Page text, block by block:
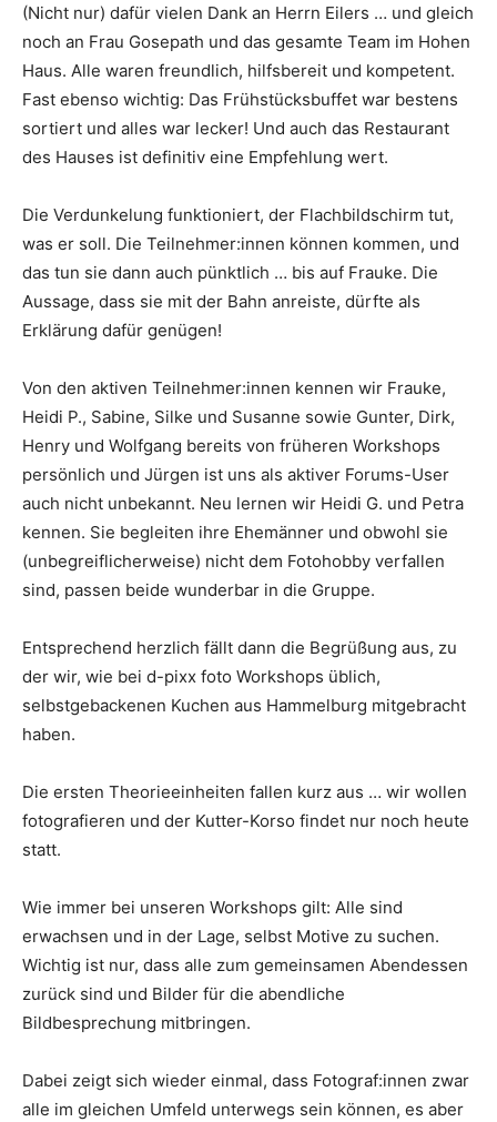
(Nicht nur) dafür vielen Dank an Herrn Eilers … und gleich
noch an Frau Gosepath und das gesamte Team im Hohen
Haus. Alle waren freundlich, hilfsbereit und kompetent.
Fast ebenso wichtig: Das Frühstücksbuffet war bestens
sortiert und alles war lecker! Und auch das Restaurant
des Hauses ist definitiv eine Empfehlung wert.
Die Verdunkelung funktioniert, der Flachbildschirm tut,
was er soll. Die Teilnehmer:innen können kommen, und
das tun sie dann auch pünktlich … bis auf Frauke. Die
Aussage, dass sie mit der Bahn anreiste, dürfte als
Erklärung dafür genügen!
Von den aktiven Teilnehmer:innen kennen wir Frauke,
Heidi P., Sabine, Silke und Susanne sowie Gunter, Dirk,
Henry und Wolfgang bereits von früheren Workshops
persönlich und Jürgen ist uns als aktiver Forums-User
auch nicht unbekannt. Neu lernen wir Heidi G. und Petra
kennen. Sie begleiten ihre Ehemänner und obwohl sie
(unbegreiflicherweise) nicht dem Fotohobby verfallen
sind, passen beide wunderbar in die Gruppe.
Entsprechend herzlich fällt dann die Begrüßung aus, zu
der wir, wie bei d-pixx foto Workshops üblich,
selbstgebackenen Kuchen aus Hammelburg mitgebracht
haben.
Die ersten Theorieeinheiten fallen kurz aus … wir wollen
fotografieren und der Kutter-Korso findet nur noch heute
statt.
Wie immer bei unseren Workshops gilt: Alle sind
erwachsen und in der Lage, selbst Motive zu suchen.
Wichtig ist nur, dass alle zum gemeinsamen Abendessen
zurück sind und Bilder für die abendliche
Bildbesprechung mitbringen.
Dabei zeigt sich wieder einmal, dass Fotograf:innen zwar
alle im gleichen Umfeld unterwegs sein können, es aber